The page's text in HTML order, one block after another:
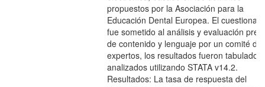
propuestos por la Asociación para la
Educación Dental Europea. El
fue sometido al análisis y evaluación
de contenido y lenguaje por un comité de
expertos, los resultados fueron tabulados
analizados utilizando STATA v14.2.
Resultados: La tasa de respuesta del